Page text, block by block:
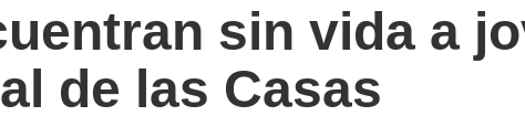
sin vida a
de las Casas